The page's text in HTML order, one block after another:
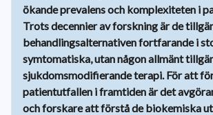
ökande prevalens och komplexiteten i
Trots decennier av forskning är de
behandlingsalternativen fortfarande i
symtomatiska, utan någon allmänt
sjukdomsmodifierande terapi. För att
patientutfallen i framtiden är det
och forskare att förstå de biokemiska